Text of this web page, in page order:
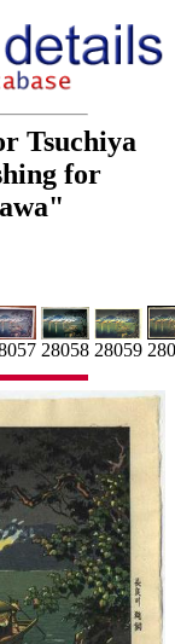
Tsuchiya
for
28058 28059